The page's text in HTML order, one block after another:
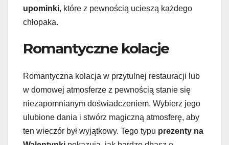
upominki, które z pewnością ucieszą każdego
chłopaka.
Romantyczne kolacje
Romantyczna kolacja w przytulnej restauracji lub
w domowej atmosferze z pewnością stanie się
niezapomnianym doświadczeniem. Wybierz jego
ulubione dania i stwórz magiczną atmosferę, aby
ten wieczór był wyjątkowy. Tego typu prezenty na